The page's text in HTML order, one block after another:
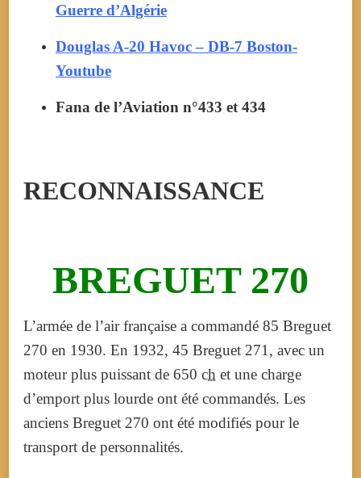
Guerre d’Algérie
Douglas A-20 Havoc – DB-7 Boston-
Youtube
Fana de l’Aviation n°433 et 434
RECONNAISSANCE
BREGUET 270
L’armée de l’air française a commandé 85 Breguet
270 en 1930. En 1932, 45 Breguet 271, avec un
moteur plus puissant de 650 ch et une charge
d’emport plus lourde ont été commandés. Les
anciens Breguet 270 ont été modifiés pour le
transport de personnalités.